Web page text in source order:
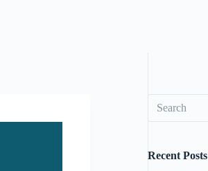
results
Recent Posts